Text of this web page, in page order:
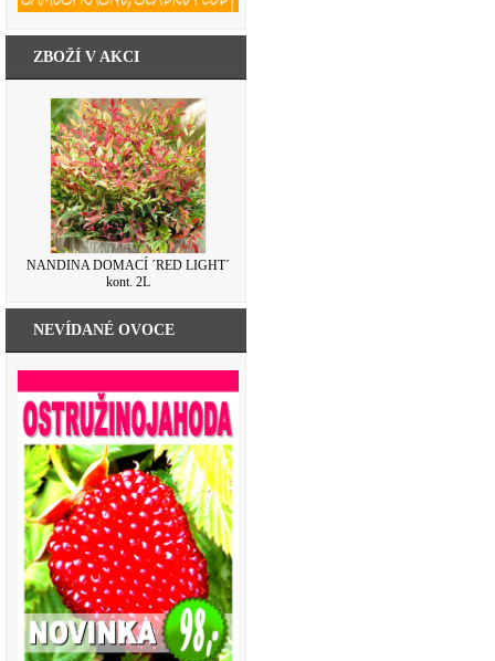
ZBOŽÍ V AKCI
NANDINA DOMACÍ ´RED LIGHT´
kont. 2L
NEVÍDANÉ OVOCE